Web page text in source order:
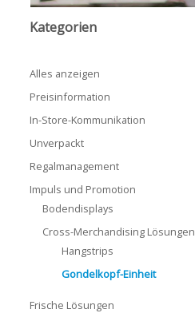
Kategorien
Alles anzeigen
Preisinformation
In-Store-Kommunikation
Unverpackt
Regalmanagement
Impuls und Promotion
Bodendisplays
Cross-Merchandising Lösungen
Hangstrips
Gondelkopf-Einheit
Frische Lösungen